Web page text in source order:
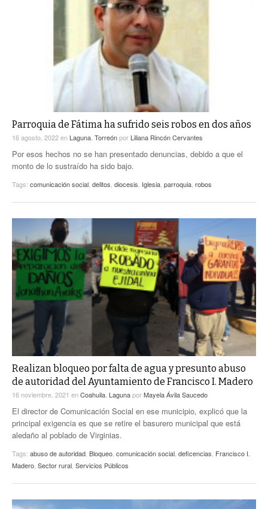
Parroquia de Fátima ha sufrido seis robos en dos años
16 agosto, 2022en Laguna Torreónpor Liliana Rincón Cervantes
Por esos hechos no se han presentado denuncias, debido a que el
monto de lo sustraído ha sido bajo.
Tags: comunicación social delitos diocesis Iglesia parroquia robos
Realizan bloqueo por falta de agua y presunto abuso
de autoridad del Ayuntamiento de Francisco I. Madero
16 noviembre, 2021 enCoahuila, LagunaporMayela Ávila Saucedo
El director de Comunicación Social en ese municipio, explicó que la
principal exigencia es que se retire el basurero municipal que está
aledaño al poblado de Virginias.
Tags: abuso de autoridad, Bloqueo, comunicación social, deficencias, Francisco I.
Madero, Sector rural, Servicios Públicos